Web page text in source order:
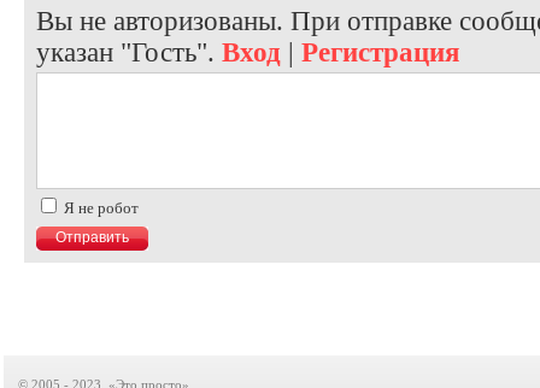
Вы не авторизованы. При отправке
указан "Гость". Вход | Регистрация
Я не робот
© 2005 - 2023, «Это просто»